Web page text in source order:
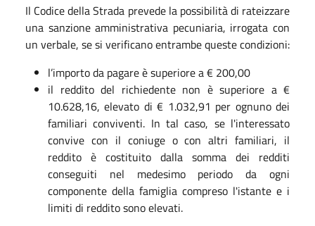
Il Codice della Strada prevede la possibilità di rateizzare
una sanzione amministrativa pecuniaria, irrogata con
un verbale, se si verificano entrambe queste condizioni:
l’importo da pagare è superiore a € 200,00
il reddito del richiedente non è superiore a €
10.628,16, elevato di € 1.032,91 per ognuno dei
familiari conviventi. In tal caso, se l'interessato
convive con il coniuge o con altri familiari, il
reddito è costituito dalla somma dei redditi
conseguiti nel medesimo periodo da ogni
componente della famiglia compreso l'istante e i
limiti di reddito sono elevati.